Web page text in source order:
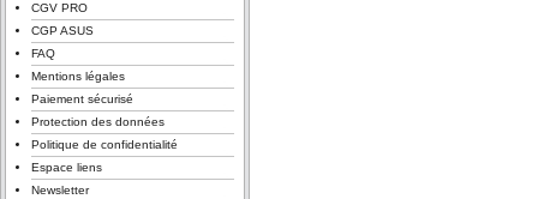
CGV PRO
CGP ASUS
FAQ
Mentions légales
Paiement sécurisé
Protection des données
Politique de confidentialité
Espace liens
Newsletter